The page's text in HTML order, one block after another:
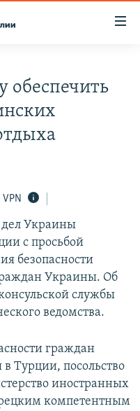
СОПРОТИВЛЕНИЯ
обеспечить
Украины
с просьбой
безопасности
Украины. Об
службы
ведомства.
граждан
Турции, посольство
иностранных
компетентным